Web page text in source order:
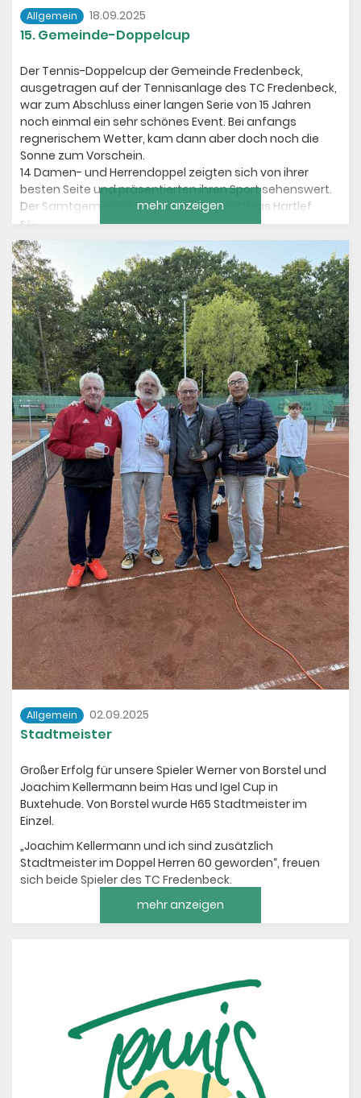
Allgemein 18.09.2025
15. Gemeinde-Doppelcup
Der Tennis-Doppelcup der Gemeinde Fredenbeck,
ausgetragen auf der Tennisanlage des TC Fredenbeck,
war zum Abschluss einer langen Serie von 15 Jahren
noch einmal ein sehr schönes Event. Bei anfangs
regnerischem Wetter, kam dann aber doch noch die
Sonne zum Vorschein.
14 Damen- und Herrendoppel zeigten sich von ihrer
besten Seite und präsentierten ihren Sport sehenswert.
Der Samtgemeinde Bürgermeister Matthias Hartlef
stellte sich als Schirmherr zur Verfügung.
Er wurde allerdings von seinem Vertreter Frank
Havemann vertreten.
Bei den Damen konnten Birgit Moll und Bettina
Hasekamp-Harms vom Stader TC nach einem engen
Spiel gegen Andrea Häußler und Jeanette Neuber,
ebenfalls vom Stader TC gewinnen.
Bei den Männern der Gruppe A dominierten Thorsten von
der Linde, (Buxtehude) und Eric Prenzel vom TC
Fredenbeck das starke Feld.
In der B-Gruppe spielten sich Rainer Dankers und
Burkhard Vonnahme vom TC Hagen zum Turniersieg.
Als Sponsoren unterstützten: EDEKA Euhus, die
Kreissparkasse Fredenbeck, Deutsche Bank, Gemeinde
Fredenbeck, Landschlachterei Kille, Dönertreff
Fredenbeck, die Bäckerei Fredenbäcker und B & K
Fashion aus Fredenbeck das Turnier, welches von Rainer
Schnackenberg und Ernst Richert all die Jahre
organisiert wurde.
mehr anzeigen
Allgemein 02.09.2025
Stadtmeister
Großer Erfolg für unsere Spieler Werner von Borstel und
Joachim Kellermann beim Has und Igel Cup in
Buxtehude. Von Borstel wurde H65 Stadtmeister im
Einzel.
„Joachim Kellermann und ich sind zusätzlich
Stadtmeister im Doppel Herren 60 geworden“, freuen
sich beide Spieler des TC Fredenbeck.
mehr anzeigen